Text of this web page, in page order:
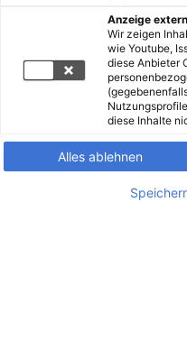
Anzeige
Wir zeigen
wie Youtube,
diese Anbieter
diese Inhalte
Alles ablehnen